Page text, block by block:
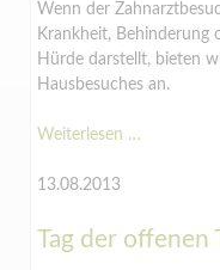
Wenn der
Krankheit, Behinderung
Hürde darstellt, bieten
Hausbesuches an.
Weiterlesen …Wir
13.08.2013
Tag der offenen